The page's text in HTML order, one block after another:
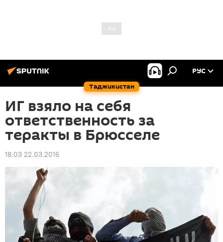
Таджикистан
РУС
ИГ взяло на себя
ответственность за
теракты в Брюсселе
18:03 22.03.2016